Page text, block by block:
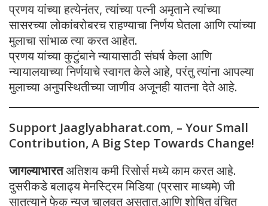
प्रणय यांच्या हत्येनंतर, त्यांच्या पत्नी अमृताने त्यांच्या
सासरच्या लोकांबरोबरच राहण्याचा निर्णय घेतला आणि त्यांच्या
मुलाचा सांभाळ त्या करत आहेत.
प्रणय यांच्या कुटुंबाने न्यायासाठी संघर्ष केला आणि
न्यायालयाच्या निर्णयाचे स्वागत केले आहे, परंतु त्यांना आपल्या
मुलाच्या अनुपस्थितीच्या जाणीव अजूनही यातना देते आहे.
Support Jaaglyabharat.com, – Your Small
Contribution, A Big Step Towards Change!
जागल्याभारतअतिशय कमी रिसोर्स मध्ये काम करत आहे.
दुसरीकडे बलाढ्य मेनस्ट्रिम मिडिया (प्रसार माध्यमे) जी
सातत्याने फेक न्यूज चालवत असतात,आणि शोषित वंचित